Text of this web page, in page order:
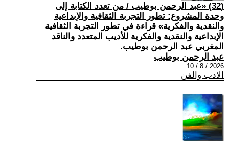
(32) «عبد الرحمن بوطيب / من تعدد الكتابة إلى
وحدة المشروع: تطور التجربة الثقافية والإبداعية
والنقدية والفكرية» قراءة في تطور التجربة الثقافية
الإبداعية والنقدية والفكرية للأديب المتعدد والناقد
المغربي عبد الرحمن بوطيب.
عبد الرحمن بوطيب
2026 / 8 / 10
الادب والفن